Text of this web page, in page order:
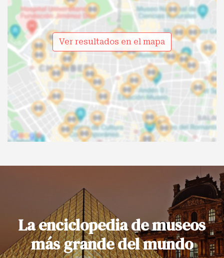
Ver resultados en el mapa
La enciclopedia de museos
más grande del mundo